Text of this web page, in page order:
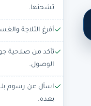
تشحنها.
أفرغ الثلاجة
تأكد من صلاحية
الوصول.
اسأل عن رسوم
بعده.